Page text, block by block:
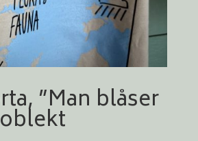
”Man blåser